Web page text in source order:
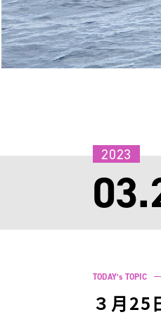
2023
TODAY’s TOPIC
３月25